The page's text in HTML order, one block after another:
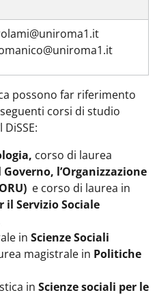
possono far riferimento
corsi di studio
corso di laurea
l’Organizzazione
e corso di laurea in
il Servizio Sociale
in Scienze Sociali
magistrale in Politiche
in Scienze sociali per le